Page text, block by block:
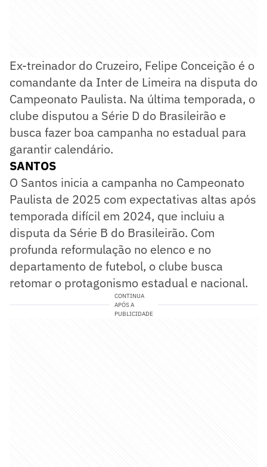
Ex-treinador do Cruzeiro, Felipe Conceição é o
comandante da Inter de Limeira na disputa do
Campeonato Paulista. Na última temporada, o
clube disputou a Série D do Brasileirão e
busca fazer boa campanha no estadual para
garantir calendário.
SANTOS
O Santos inicia a campanha no Campeonato
Paulista de 2025 com expectativas altas após
temporada difícil em 2024, que incluiu a
disputa da Série B do Brasileirão. Com
profunda reformulação no elenco e no
departamento de futebol, o clube busca
retomar o protagonismo estadual e nacional.
CONTINUA
APÓS A
PUBLICIDADE